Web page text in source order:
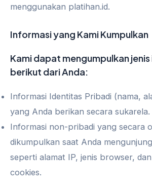
menggunakan platihan.id.
Informasi yang Kami Kumpulkan
Kami dapat mengumpulkan
berikut dari Anda:
Informasi Identitas Pribadi (nama,
yang Anda berikan secara sukarela.
Informasi non-pribadi yang secara
dikumpulkan saat Anda
seperti alamat IP, jenis browser,
cookies.